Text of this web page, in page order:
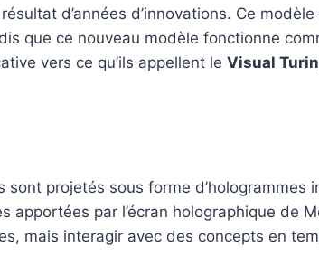
d’années d’innovations. Ce
que ce nouveau modèle fonctionne
vers ce qu’ils appellent le Visual
projetés sous forme d’hologrammes
par l’écran holographique de
mais interagir avec des concepts en